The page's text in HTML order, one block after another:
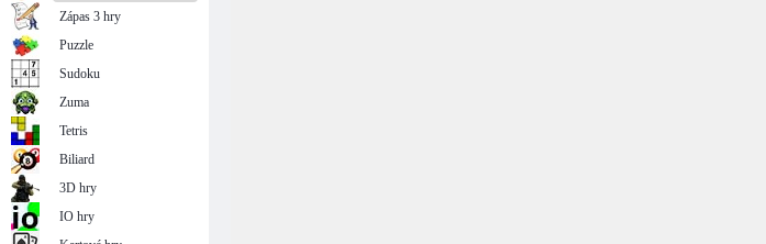
Zápas 3 hry
Puzzle
Sudoku
Zuma
Tetris
Biliard
3D hry
IO hry